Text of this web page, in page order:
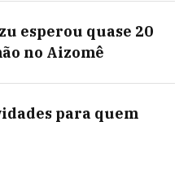
esperou quase 20
no Aizomê
para quem